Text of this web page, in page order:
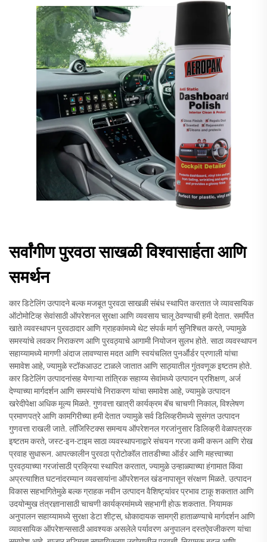
सर्वांगीण पुरवठा साखळी विश्वासार्हता आणि
समर्थन
कार डिटेलिंग उत्पादने बल्क मजबूत पुरवठा साखळी संबंध स्थापित करतात जे व्यावसायिक
ऑटोमोटिव्ह सेवांसाठी ऑपरेशनल सुरक्षा आणि व्यवसाय चालू ठेवण्याची हमी देतात. समर्पित
खाते व्यवस्थापन पुरवठादार आणि ग्राहकांमध्ये थेट संपर्क मार्ग सुनिश्चित करते, ज्यामुळे
समस्यांचे लवकर निराकरण आणि पुरवठ्याचे आगामी नियोजन सुलभ होते. साठा व्यवस्थापन
सहाय्यामध्ये मागणी अंदाज लावण्यास मदत आणि स्वयंचलित पुनर्ऑर्डर प्रणाली यांचा
समावेश आहे, ज्यामुळे स्टॉकआउट टाळले जातात आणि साठ्यातील गुंतवणूक इष्टतम होते.
कार डिटेलिंग उत्पादनांसह येणाऱ्या तांत्रिक सहाय्य सेवांमध्ये उत्पादन प्रशिक्षण, अर्ज
देण्याच्या मार्गदर्शन आणि समस्यांचे निराकरण यांचा समावेश आहे, ज्यामुळे उत्पादन
खरेदीपेक्षा अधिक मूल्य मिळते. गुणवत्ता खात्री कार्यक्रम बॅच चाचणी निकाल, विश्लेषण
प्रमाणपत्रे आणि कामगिरीच्या हमी देतात ज्यामुळे सर्व डिलिव्हरीमध्ये सुसंगत उत्पादन
गुणवत्ता राखली जाते. लॉजिस्टिक्स समन्वय ऑपरेशनल गरजांनुसार डिलिव्हरी वेळापत्रक
इष्टतम करते, जस्ट-इन-टाइम साठा व्यवस्थापनाद्वारे संचयन गरजा कमी करून आणि रोख
प्रवाह सुधारून. आपत्कालीन पुरवठा प्रोटोकॉल तातडीच्या ऑर्डर आणि महत्त्वाच्या
पुरवठ्याच्या गरजांसाठी प्रक्रिया स्थापित करतात, ज्यामुळे उन्हाळ्याच्या हंगामात किंवा
अप्रत्याशित घटनांदरम्यान व्यवसायांना ऑपरेशनल खंडनापासून संरक्षण मिळते. उत्पादन
विकास सहभागितेमुळे बल्क ग्राहक नवीन उत्पादन वैशिष्ट्यांवर प्रभाव टाकू शकतात आणि
उदयोन्मुख तंत्रज्ञानासाठी चाचणी कार्यक्रमांमध्ये सहभागी होऊ शकतात. नियामक
अनुपालन सहाय्यामध्ये सुरक्षा डेटा शीट्स, धोकादायक सामग्री हाताळण्याचे मार्गदर्शन आणि
व्यावसायिक ऑपरेशन्ससाठी आवश्यक असलेले पर्यावरण अनुपालन दस्तऐवजीकरण यांचा